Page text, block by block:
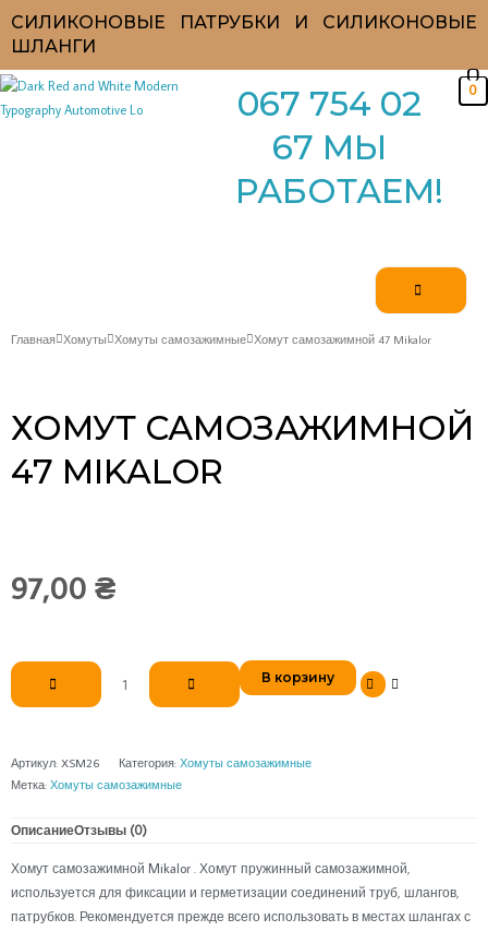
СИЛИКОНОВЫЕ ПАТРУБКИ И СИЛИКОНОВЫЕ
ШЛАНГИ
067 754 02
67 МЫ
РАБОТАЕМ!
0
Главная Хомуты Хомуты самозажимные Хомут самозажимной 47 Mikalor
ХОМУТ САМОЗАЖИМНОЙ
47 MIKALOR
97,00 ₴
Количество
товара
Mikalor
В корзину
Артикул: XSM26 Категория: Хомуты самозажимные
Метка: Хомуты самозажимные
ОписаниеОтзывы (0)
Хомут самозажимной Mikalor . Хомут пружинный самозажимной,
используется для фиксации и герметизации соединений труб, шлангов,
патрубков. Рекомендуется прежде всего использовать в местах шлангах с